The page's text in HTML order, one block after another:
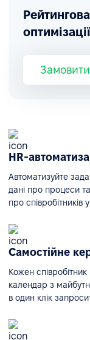
HR-
Автоматизуйте
дані про процеси
про співробітників
Самостійне
Кожен
календар з
в один клік